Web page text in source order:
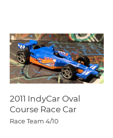
2011 IndyCar Oval
Course Race Car
Race Team 4/10